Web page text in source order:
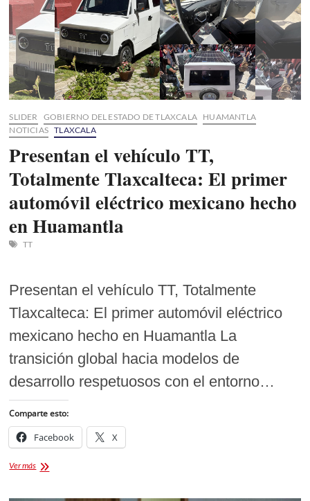
SLIDER GOBIERNO DEL ESTADO DE TLAXCALA HUAMANTLA
NOTICIAS TLAXCALA
Presentan el vehículo TT,
Totalmente Tlaxcalteca: El primer
automóvil eléctrico mexicano hecho
en Huamantla
TT
Presentan el vehículo TT, Totalmente
Tlaxcalteca: El primer automóvil eléctrico
mexicano hecho en Huamantla La
transición global hacia modelos de
desarrollo respetuosos con el entorno…
Comparte esto:
Facebook X
Ver másPresentan